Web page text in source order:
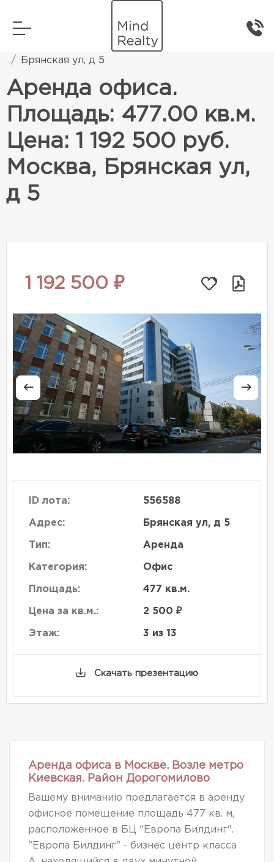
Коммерческая недвижимость
Брянская ул, д 5
Аренда офиса.
Площадь: 477.00 кв.м.
Цена: 1 192 500 руб.
Москва, Брянская ул,
д 5
1 192 500 ₽
ID лота: 556588
Адрес: Брянская ул, д 5
Тип: Аренда
Категория: Офис
Площадь: 477 кв.м.
Цена за кв.м.: 2 500 ₽
Этаж: 3 из 13
Скачать презентацию
Аренда офиса в Москве. Возле метро
Киевская. Район Дорогомилово
Вашему вниманию предлагается в аренду
офисное помещение площадь 477 кв. м,
расположенное в БЦ "Европа Билдинг".
"Европа Билдинг" - бизнес центр класса